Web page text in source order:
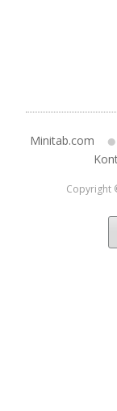
Minitab.com
Copyright